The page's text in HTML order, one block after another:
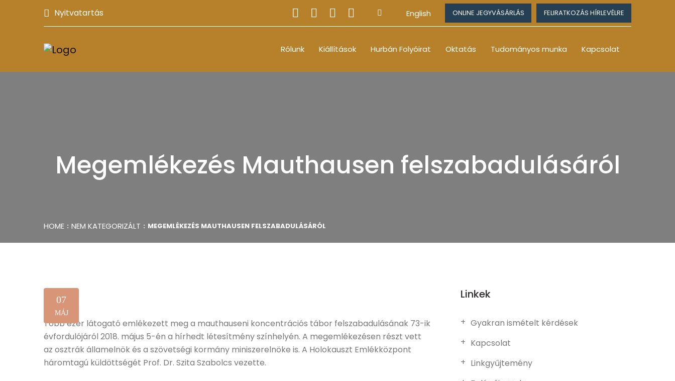
Nyitvatartás English ONLINE JEGYVÁSÁRLÁS FELIRATKOZÁS HÍRLEVÉLRE
Rólunk Kiállítások Hurbán Folyóirat Oktatás Tudományos munka Kapcsolat
Megemlékezés Mauthausen felszabadulásáról
HOME NEM KATEGORIZÁLT MEGEMLÉKEZÉS MAUTHAUSEN FELSZABADULÁSÁRÓL
07
MÁJ
Több ezer látogató emlékezett meg a mauthauseni koncentrációs tábor felszabadulásának 73-ik
évfordulójáról 2018. május 5-én a hírhedt létesítmény színhelyén. A megemlékezésen részt vett
az osztrák államelnök és a szövetségi kormány miniszerelnöke is. A Holokauszt Emlékközpont
háromtagú küldöttségét Prof. Dr. Szita Szabolcs vezette.
Linkek
Gyakran ismételt kérdések
Kapcsolat
Linkgyűjtemény